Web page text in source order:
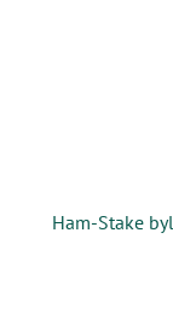
Ham-Stake